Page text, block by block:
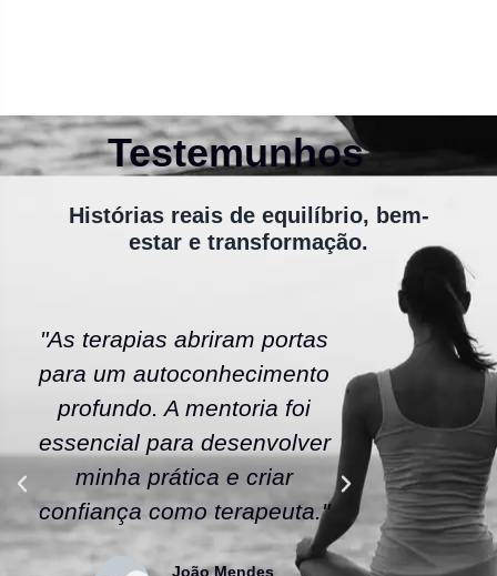
Testemunhos
Histórias reais de equilíbrio, bem-
estar e transformação.
"As terapias abriram portas
para um autoconhecimento
profundo. A mentoria foi
essencial para desenvolver
minha prática e criar
confiança como terapeuta."
João Mendes
"A
escola
As
uma